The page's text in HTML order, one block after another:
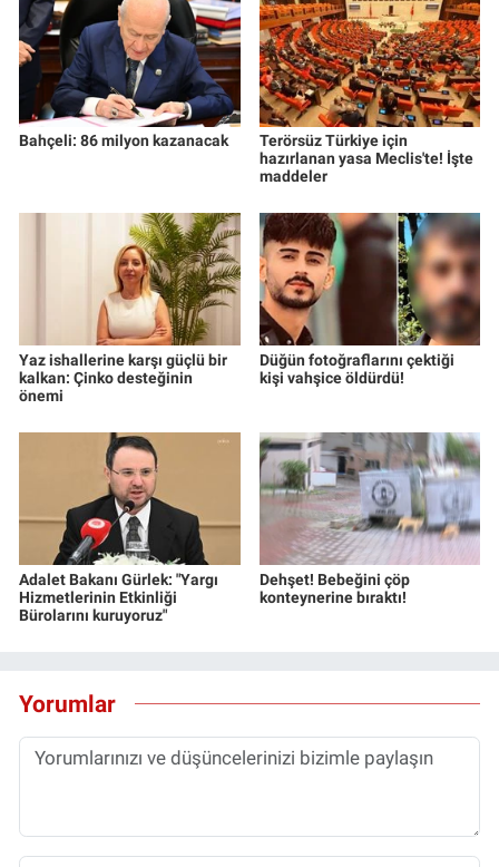
Bahçeli: 86 milyon kazanacak
Terörsüz Türkiye için
hazırlanan yasa Meclis'te! İşte
maddeler
Yaz ishallerine karşı güçlü bir
kalkan: Çinko desteğinin
önemi
Düğün fotoğraflarını çektiği
kişi vahşice öldürdü!
Adalet Bakanı Gürlek: "Yargı
Hizmetlerinin Etkinliği
Bürolarını kuruyoruz"
Dehşet! Bebeğini çöp
konteynerine bıraktı!
Yorumlar